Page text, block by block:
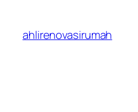
content
ahlirenovasirumah